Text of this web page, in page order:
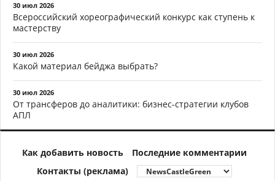
30 июл 2026
Всероссийский хореографический конкурс как ступень к
мастерству
30 июл 2026
Какой материал бейджа выбрать?
30 июл 2026
От трансферов до аналитики: бизнес-стратегии клубов
АПЛ
Как добавить новость
Последние комментарии
Контакты (реклама)